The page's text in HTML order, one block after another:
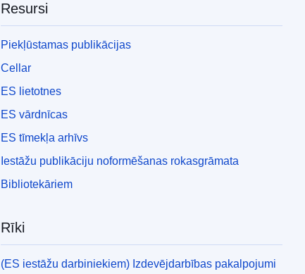
Resursi
Piekļūstamas publikācijas
Cellar
ES lietotnes
ES vārdnīcas
ES tīmekļa arhīvs
Iestāžu publikāciju noformēšanas rokasgrāmata
Bibliotekāriem
Rīki
(ES iestāžu darbiniekiem) Izdevējdarbības pakalpojumi